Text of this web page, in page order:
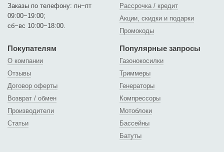
Заказы по телефону: пн−пт
09:00−19:00;
сб−вс 10:00−18:00.
Рассрочка / кредит
Акции, скидки и подарки
Промокоды
Покупателям
О компании
Отзывы
Договор оферты
Возврат / обмен
Производители
Статьи
Популярные запросы
Газонокосилки
Триммеры
Генераторы
Компрессоры
Мотоблоки
Бассейны
Батуты